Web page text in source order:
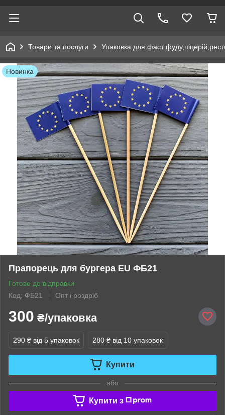
Товари та послуги Упаковка для фаст
Новинка
Прапорець для бургера EU ФБ21
Готово до відправки
Код: ФБ21
Опт і роздріб
300 ₴/упаковка
290 ₴ від 5 упаковок 280 ₴ від 10 упаковок
Купити
або
Купити з